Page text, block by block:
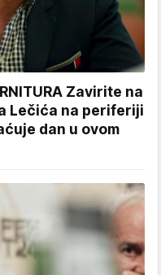
Zavirite na
Lečića na periferiji
dan u ovom